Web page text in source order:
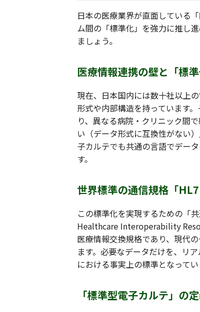
日本の医療業界が直面している
ム間の「標準化」を強力に推し
ましょう。
医療情報連携の壁と「標
現在、日本国内には数十社以上
形式や内部構造を持っています
り、異なる病院・クリニック間
い（データ形式に互換性がない
子カルテでも共通の言語でデー
す。
世界標準の通信規格「
この標準化を実現するための「
Healthcare Interoperability
医療情報交換規格であり、現代
ます。必要なデータだけを、リ
における事実上の標準となってい
「標準型電子カルテ」の